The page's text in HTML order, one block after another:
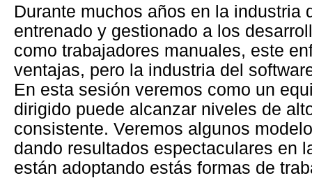
Durante muchos años en la industria
entrenado y gestionado a los
como trabajadores manuales, este
ventajas, pero la industria del
En esta sesión veremos como un
dirigido puede alcanzar niveles de
consistente. Veremos algunos
dando resultados espectaculares en
están adoptando estás formas de